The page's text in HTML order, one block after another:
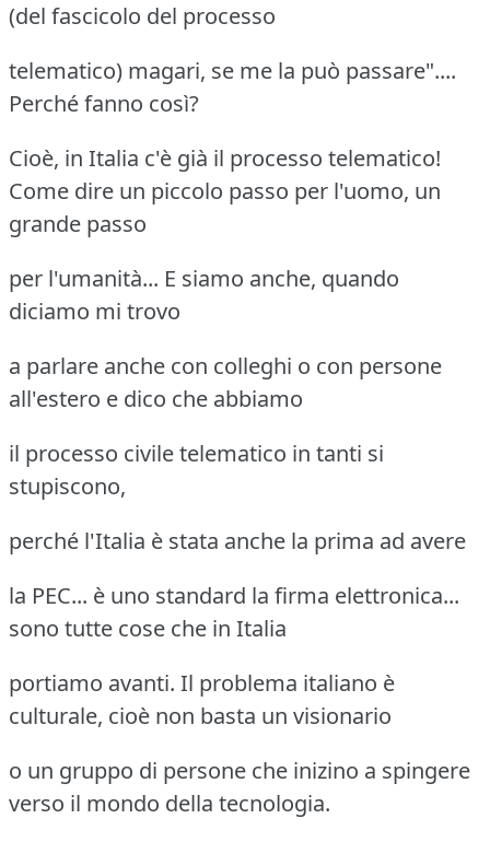
(del fascicolo del processo
telematico) magari, se me la può passare"....
Perché fanno così?
Cioè, in Italia c'è già il processo telematico!
Come dire un piccolo passo per l'uomo, un
grande passo
per l'umanità... E siamo anche, quando
diciamo mi trovo
a parlare anche con colleghi o con persone
all'estero e dico che abbiamo
il processo civile telematico in tanti si
stupiscono,
perché l'Italia è stata anche la prima ad avere
la PEC... è uno standard la firma elettronica...
sono tutte cose che in Italia
portiamo avanti. Il problema italiano è
culturale, cioè non basta un visionario
o un gruppo di persone che inizino a spingere
verso il mondo della tecnologia.